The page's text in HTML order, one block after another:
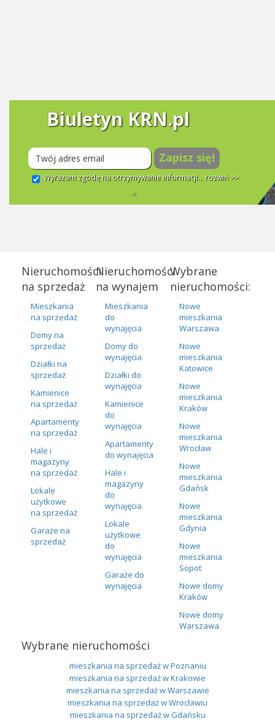
Biuletyn KRN.pl
Zapisz się!
Wyrażam zgodę na otrzymywanie informacji... rozwiń >>
Nieruchomości
na sprzedaż
Mieszkania
na sprzedaż
Domy na
sprzedaż
Działki na
sprzedaż
Kamienice
na sprzedaż
Apartamenty
na sprzedaż
Hale i
magazyny
na sprzedaż
Lokale
użytkowe
na sprzedaż
Garaże na
sprzedaż
Nieruchomości
na wynajem
Mieszkania
do
wynajęcia
Domy do
wynajęcia
Działki do
wynajęcia
Kamienice
do
wynajęcia
Apartamenty
do wynajęcia
Hale i
magazyny
do
wynajęcia
Lokale
użytkowe
do
wynajęcia
Garaże do
wynajęcia
Wybrane
nieruchomości:
Nowe
mieszkania
Warszawa
Nowe
mieszkania
Katowice
Nowe
mieszkania
Kraków
Nowe
mieszkania
Wrocław
Nowe
mieszkania
Gdańsk
Nowe
mieszkania
Gdynia
Nowe
mieszkania
Sopot
Nowe domy
Kraków
Nowe domy
Warszawa
Wybrane nieruchomości
mieszkania na sprzedaż w Poznaniu
mieszkania na sprzedaż w Krakowie
mieszkania na sprzedaż w Warszawie
mieszkania na sprzedaż w Wrocławiu
mieszkania na sprzedaż w Gdańsku